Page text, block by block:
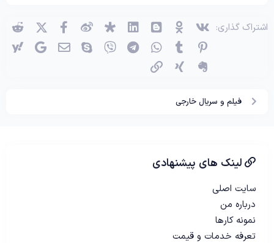
اشتراک گذاری: وی‌کی اوکی (OK) بلاگر لینکدین دیاسپورا ویبو فیسبوک
X (توئیتر)
پینترست Tumblr واتساپ تلگرام وایبر اسکایپ ایمیل گوگل
اِورنُت
زینگ
فیلم و سریال خارجی
لینک های پیشنهادی
سایت اصلی
درباره من
نمونه کارها
تعرفه خدمات و قیمت